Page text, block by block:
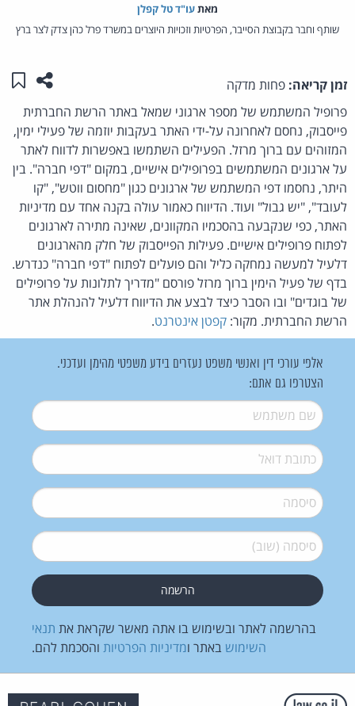
מאת‏עו"ד טל קפלן
שותף וחבר בקבוצת הסייבר, הפרטיות וזכויות היוצרים במשרד פרל כהן צדק לצר ברץ
זמן קריאה: פחות מדקה שתפו
פרופיל המשתמש של מספר ארגוני שמאל באתר הרשת החברתית
פייסבוק, נחסם לאחרונה על-ידי האתר בעקבות יוזמה של פעילי ימין,
המזוהים עם ברוך מרזל. הפעילים השתמשו באפשרות לדווח לאתר
על ארגונים המשתמשים בפרופילים אישיים, במקום "דפי חברה". בין
היתר, נחסמו דפי המשתמש של ארגונים כגון "מחסום ווטש", "קו
לעובד", "יש גבול" ועוד. הדיווח כאמור עולה בקנה אחד עם מדיניות
האתר, כפי שנקבעה בהסכמיו המקוונים, שאינה מתירה לארגונים
לפתוח פרופילים אישיים. פעילות הפייסבוק של חלק מהארגונים
דלעיל למעשה נמחקה כליל והם פועלים לפתוח "דפי חברה" כנדרש.
בדף של פעיל הימין ברוך מרזל פורסם "מדריך לתלונות על פרופילים
של בוגדים" ובו הסבר כיצד לבצע את הדיווח דלעיל להנהלת אתר
הרשת החברתית. מקור: קפטן אינטרנט.
אלפי עורכי דין ואנשי משפט נעזרים בידע משפטי מהימן ועדכני.
הצטרפו גם אתם:
שם משתמש*
דואל*
סיסמה*
סיסמה (שוב)*
בהרשמה לאתר ובשימוש בו אתה מאשר שקראת את תנאי
השימוש באתר ומדיניות הפרטיות והסכמת להם.